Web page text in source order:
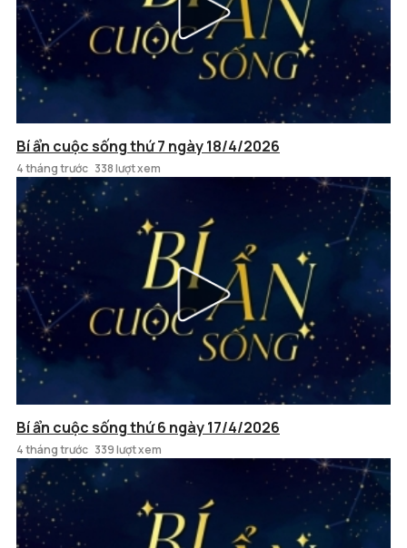
Bí ẩn cuộc sống thứ 7 ngày 18/4/2026
4 tháng trước 338 lượt xem
Bí ẩn cuộc sống thứ 6 ngày 17/4/2026
4 tháng trước 339 lượt xem